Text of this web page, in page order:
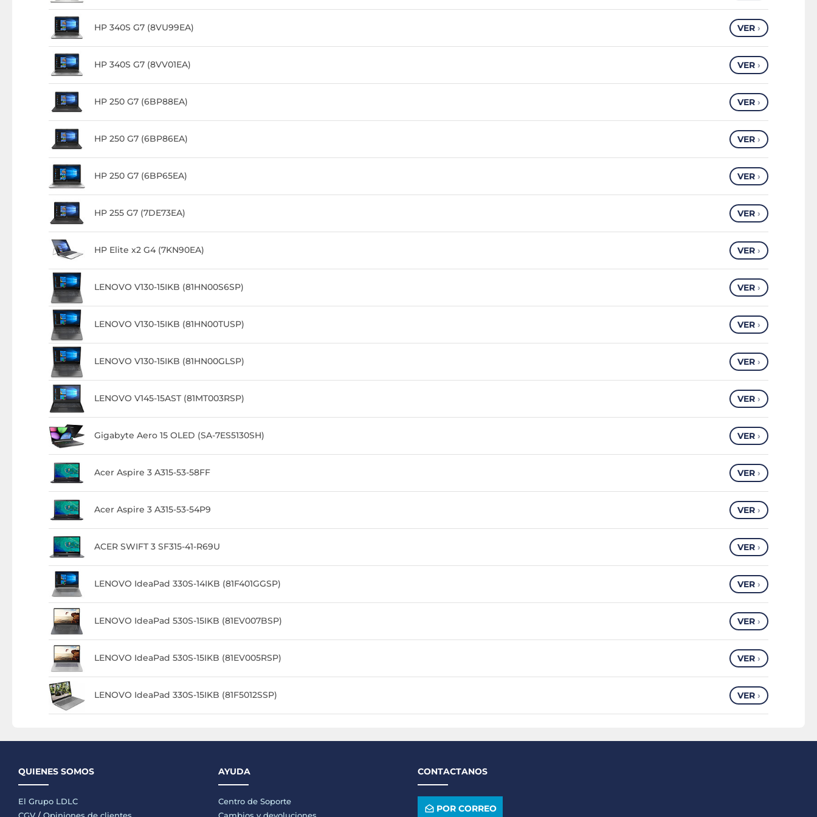
HP 340S G7 (8VU99EA) VER ›
HP 340S G7 (8VV01EA) VER ›
HP 250 G7 (6BP88EA) VER ›
HP 250 G7 (6BP86EA) VER ›
HP 250 G7 (6BP65EA) VER ›
HP 255 G7 (7DE73EA) VER ›
HP Elite x2 G4 (7KN90EA) VER ›
LENOVO V130-15IKB (81HN00S6SP) VER ›
LENOVO V130-15IKB (81HN00TUSP) VER ›
LENOVO V130-15IKB (81HN00GLSP) VER ›
LENOVO V145-15AST (81MT003RSP) VER ›
Gigabyte Aero 15 OLED (SA-7ES5130SH) VER ›
Acer Aspire 3 A315-53-58FF VER ›
Acer Aspire 3 A315-53-54P9 VER ›
ACER SWIFT 3 SF315-41-R69U VER ›
LENOVO IdeaPad 330S-14IKB (81F401GGSP) VER ›
LENOVO IdeaPad 530S-15IKB (81EV007BSP) VER ›
LENOVO IdeaPad 530S-15IKB (81EV005RSP) VER ›
LENOVO IdeaPad 330S-15IKB (81F5012SSP) VER ›
QUIENES SOMOS
El Grupo LDLC
AYUDA
Centro de Soporte
CONTACTANOS
POR CORREO